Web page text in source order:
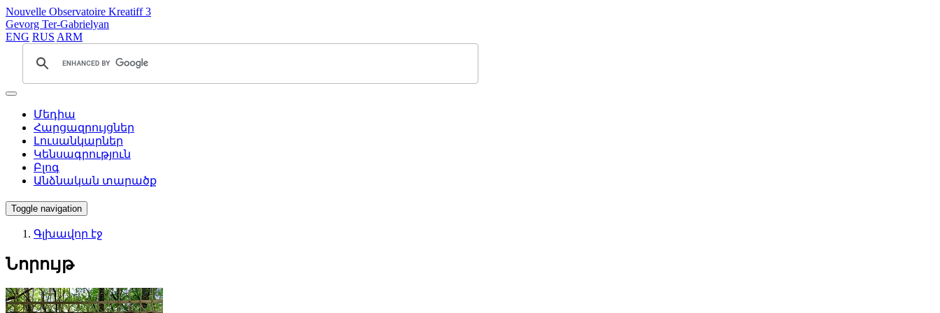
Nouvelle Observatoire Kreatiff 3
Gevorg Ter-Gabrielyan
ENG RUS ARM
Մեդիա
Հարցազրույցներ
Լուսանկարներ
Կենսագրություն
Բլոգ
Անձնական տարածք
Toggle navigation
Գլխավոր էջ
Նորույթ